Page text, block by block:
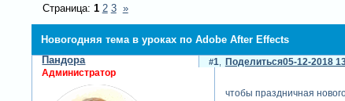
Новогодняя тема в уроках по Adobe After Effects
Страница: 1 2 3 »
Поделиться
1 05-12-2018
Пандора
Администратор
чтобы праздничная